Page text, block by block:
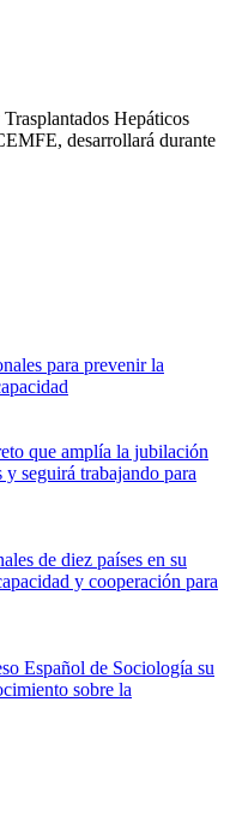
Hepáticos
desarrollará durante
para prevenir la
que amplía la jubilación
seguirá trabajando para
de diez países en su
y cooperación para
Español de Sociología su
sobre la